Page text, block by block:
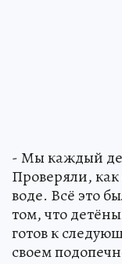
- Мы каждый
Проверяли, как
воде. Всё это
том, что
готов к
своем